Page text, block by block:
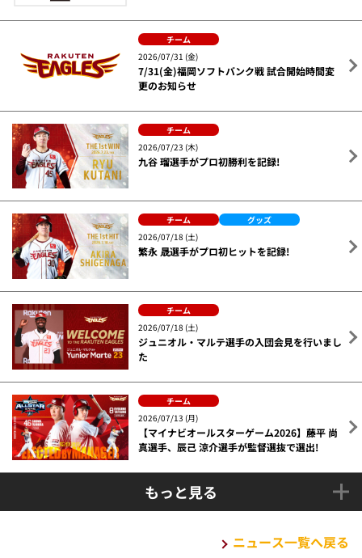
チーム
2026/07/31 (金)
7/31(金)福岡ソフトバンク戦 試合開始時間変
更のお知らせ
チーム
2026/07/23 (木)
九谷 瑠選手がプロ初勝利を記録!
チーム
グッズ
2026/07/18 (土)
繁永 晟選手がプロ初ヒットを記録!
チーム
2026/07/18 (土)
ジュニオル・マルテ選手の入団会見を行いまし
た
チーム
2026/07/13 (月)
【マイナビオールスターゲーム2026】藤平 尚
真選手、辰己 涼介選手が監督選抜で選出!
もっと見る
ニュース一覧へ戻る